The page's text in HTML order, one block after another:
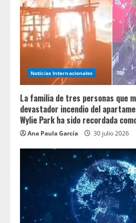
Noticias Internacionales
La familia de tres personas que
devastador incendio del
Wylie Park ha sido recordada
Ana Paula García 30 julio 2026